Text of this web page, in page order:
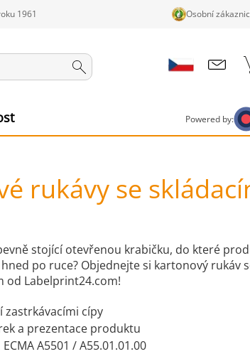
1961 Osobní
Powered by:
rukávy se
stojící otevřenou krabičku, do které
po ruce? Objednejte si kartonový rukáv
od Labelprint24.com!
zastrkávacími cípy
a prezentace produktu
A5501 / A55.01.01.00